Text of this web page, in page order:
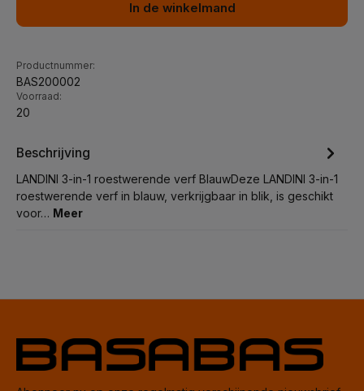
In de winkelmand
Productnummer:
BAS200002
Voorraad:
20
Beschrijving
LANDINI 3-in-1 roestwerende verf BlauwDeze LANDINI 3-in-1
roestwerende verf in blauw, verkrijgbaar in blik, is geschikt
voor… Meer